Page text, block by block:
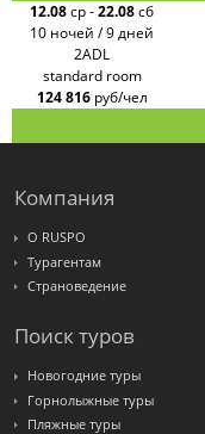
12.08ср-22.08сб
10 ночей / 9 дней
2ADL
standard room
124 816 руб/чел
Компания
О RUSPO
Турагентам
Страноведение
Поиск туров
Новогодние туры
Горнолыжные туры
Пляжные туры